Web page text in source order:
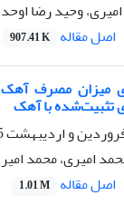
وحید رضا
اصل مقاله 907.41 K
میزان مصرف
تثبیت‌شده با آهک
امیری، محمد
اصل مقاله 1.01 M